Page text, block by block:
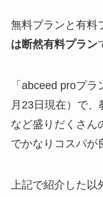
無料プランと有料
は断然有料プラン
「abceed proプ
月23日現在）で
など盛りだくさん
でかなりコスパ
上記で紹介した